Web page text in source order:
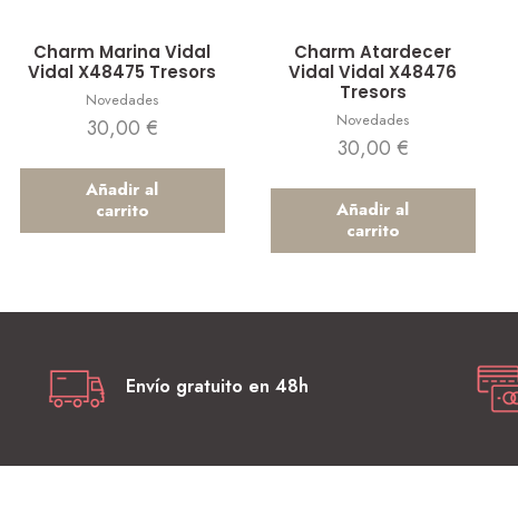
Charm Marina Vidal
Vidal X48475 Tresors
Novedades
30,00 €
Añadir al
carrito
Charm Atardecer
Vidal Vidal X48476
Tresors
Novedades
30,00 €
Añadir al
carrito
Envío gratuito en 48h